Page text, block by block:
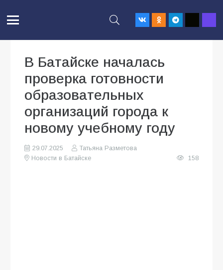
В Батайске началась
проверка готовности
образовательных
организаций города к
новому учебному году
29.07.2025
Татьяна Разметова
Новости в Батайске
158